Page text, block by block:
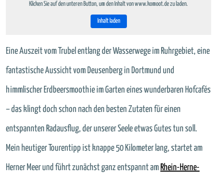
Klicken Sie auf den unteren Button, um den Inhalt von www.komoot.de zu laden.
Inhalt laden
Eine Auszeit vom Trubel entlang der Wasserwege im Ruhrgebiet, eine
fantastische Aussicht vom Deusenberg in Dortmund und
himmlischer Erdbeersmoothie im Garten eines wunderbaren Hofcafés
– das klingt doch schon nach den besten Zutaten für einen
entspannten Radausflug, der unserer Seele etwas Gutes tun soll.
Mein heutiger Tourentipp ist knappe 50 Kilometer lang, startet am
Herner Meer und führt zunächst ganz entspannt am Rhein-Herne-